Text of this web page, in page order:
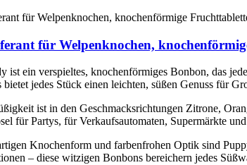
für Welpenknochen,
ist ein verspieltes, knochenförmiges Bonbon, das
bietet jedes Stück einen leichten, süßen Genuss für
ist in den Geschmacksrichtungen Zitrone,
für Partys, für Verkaufsautomaten, Supermärkte
Knochenform und farbenfrohen Optik sind
– diese witzigen Bonbons bereichern jedes